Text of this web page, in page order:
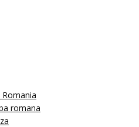
romana